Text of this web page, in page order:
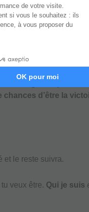
?
(je suis) de
d’être la
et le reste suivra.
veux être. Qui je suis